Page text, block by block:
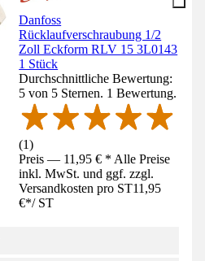
Danfoss
Rücklaufverschraubung 1/2
Zoll Eckform RLV 15 3L0143
1 Stück
Durchschnittliche Bewertung:
5 von 5 Sternen. 1 Bewertung.
(1)
Preis — 11,95 € * Alle Preise
inkl. MwSt. und ggf. zzgl.
Versandkosten pro ST11,95
€*/ ST